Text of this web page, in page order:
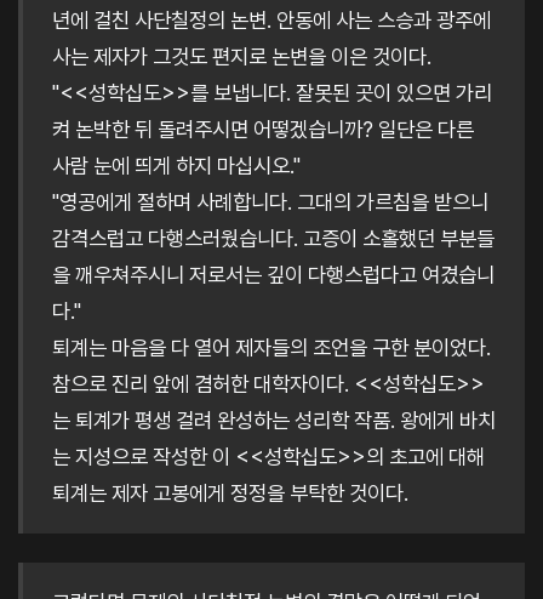
년에 걸친 사단칠정의 논변. 안동에 사는 스승과 광주에
사는 제자가 그것도 편지로 논변을 이은 것이다.
"<<성학십도>>를 보냅니다. 잘못된 곳이 있으면 가리
켜 논박한 뒤 돌려주시면 어떻겠습니까? 일단은 다른
사람 눈에 띄게 하지 마십시오."
"영공에게 절하며 사례합니다. 그대의 가르침을 받으니
감격스럽고 다행스러웠습니다. 고증이 소홀했던 부분들
을 깨우쳐주시니 저로서는 깊이 다행스럽다고 여겼습니
다."
퇴계는 마음을 다 열어 제자들의 조언을 구한 분이었다.
참으로 진리 앞에 겸허한 대학자이다. <<성학십도>>
는 퇴계가 평생 걸려 완성하는 성리학 작품. 왕에게 바치
는 지성으로 작성한 이 <<성학십도>>의 초고에 대해
퇴계는 제자 고봉에게 정정을 부탁한 것이다.